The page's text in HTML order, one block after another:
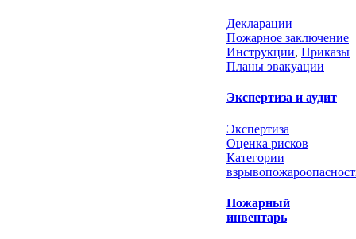
Декларации
Пожарное заключение
Инструкции, Приказы
Планы эвакуации
Экспертиза и аудит
Экспертиза
Оценка рисков
Категории
Пожарный
инвентарь